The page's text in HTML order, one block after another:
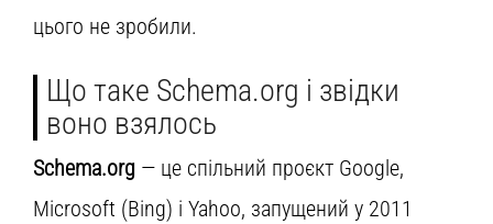
цього не зробили.
Що таке Schema.org і звідки
воно взялось
Schema.org — це спільний проєкт Google,
Microsoft (Bing) і Yahoo, запущений у 2011